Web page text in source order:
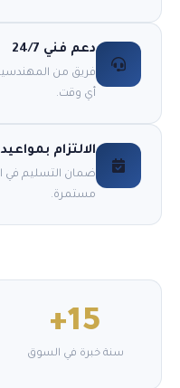
دعم فني 24/7
فريق من
أي وقت.
الالتزام
ضمان التسليم في
مستمرة.
15+
سنة خبرة في السوق